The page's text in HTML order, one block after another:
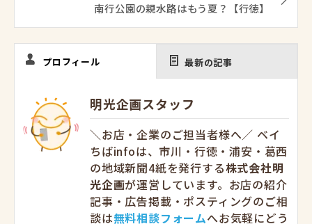
南行公園の親水路はもう夏？【行徳】
プロフィール 最新の記事
明光企画スタッフ
＼お店・企業のご担当者様へ／ ベイ
ちばinfoは、市川・行徳・浦安・葛西
の地域新聞4紙を発行する株式会社明
光企画が運営しています。お店の紹介
記事・広告掲載・ポスティングのご相
談は無料相談フォームへお気軽にどう